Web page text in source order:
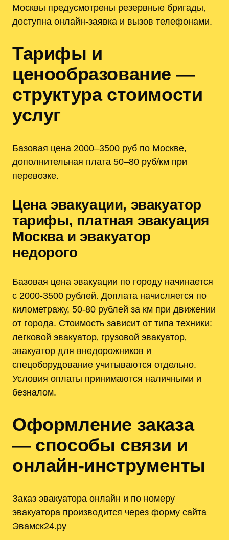
Москвы предусмотрены резервные бригады‚
доступна онлайн-заявка и вызов телефонами.
Тарифы и
ценообразование —
структура стоимости
услуг
Базовая цена 2000–3500 руб по Москве,
дополнительная плата 50–80 руб/км при
перевозке.
Цена эвакуации‚ эвакуатор
тарифы‚ платная эвакуация
Москва и эвакуатор
недорого
Базовая цена эвакуации по городу начинается
с 2000‑3500 рублей. Доплата начисляется по
километражу, 50‑80 рублей за км при движении
от города. Стоимость зависит от типа техники:
легковой эвакуатор‚ грузовой эвакуатор‚
эвакуатор для внедорожников и
спецоборудование учитываются отдельно.
Условия оплаты принимаются наличными и
безналом.
Оформление заказа
— способы связи и
онлайн-инструменты
Заказ эвакуатора онлайн и по номеру
эвакуатора производится через форму сайта
Эвамск24.ру